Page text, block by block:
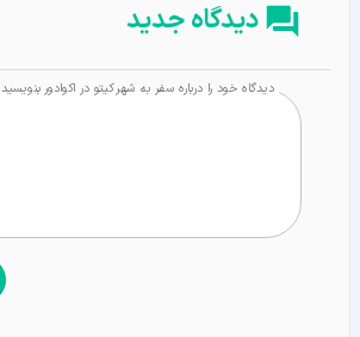
دیدگاه جدید
دیدگاه خود را درباره سفر به شهر کیتو در اکوادور بنویسید